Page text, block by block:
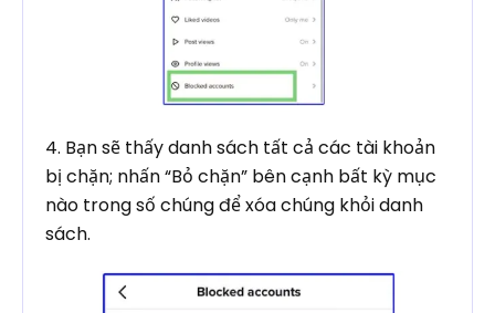
4. Bạn sẽ thấy danh sách tất cả các tài khoản
bị chặn; nhấn “Bỏ chặn” bên cạnh bất kỳ mục
nào trong số chúng để xóa chúng khỏi danh
sách.